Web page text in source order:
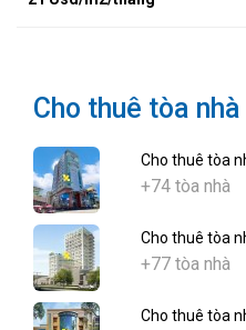
Cho thuê tòa nhà
Cho thuê tòa
+74 tòa nhà
Cho thuê tòa
+77 tòa nhà
Cho thuê tòa